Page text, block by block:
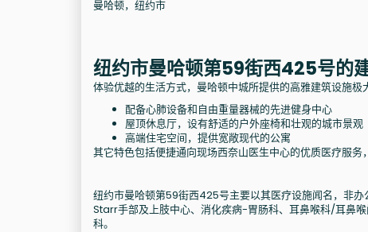
曼哈顿，纽约市
纽约市曼哈顿第59街西425号的
体验优越的生活方式，曼哈顿中城所提供的高雅建筑设施极
配备心肺设备和自由重量器械的先进健身中心
屋顶休息厅，设有舒适的户外座椅和壮观的城市景观
高端住宅空间，提供宽敞现代的公寓
其它特色包括便捷通向现场西奈山医生中心的优质医疗服务
纽约市曼哈顿第59街西425号主要以其医疗设施闻名，非办
Starr手部及上肢中心、消化疾病-胃肠科、耳鼻喉科/耳鼻
科。